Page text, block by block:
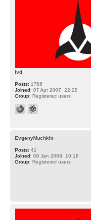
lvd
Posts: 1786
Joined: 07 Apr 2007, 22:28
Group: Registered users
EvgenyMuchkin
Posts: 41
Joined: 09 Jan 2008, 10:18
Group: Registered users